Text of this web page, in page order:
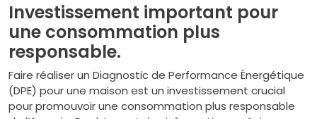
Investissement important pour
une consommation plus
responsable.
Faire réaliser un Diagnostic de Performance Énergétique
(DPE) pour une maison est un investissement crucial
pour promouvoir une consommation plus responsable